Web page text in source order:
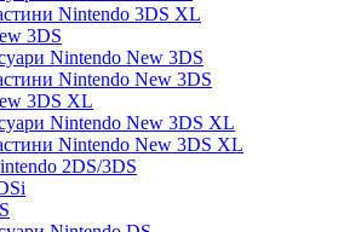
Nintendo 3DS XL
3DS
Nintendo New 3DS
Nintendo New 3DS
3DS XL
Nintendo New 3DS XL
Nintendo New 3DS XL
2DS/3DS